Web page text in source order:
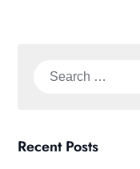
Search
Recent Posts